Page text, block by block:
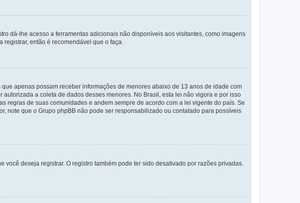
dá-lhe acesso a ferramentas adicionais não disponíveis aos visitantes, como imagens
registrar, então é recomendável que o faça.
apenas possam receber informações de menores abaixo de 13 anos de idade com
a coleta de dados desses menores. No Brasil, esta lei não vigora e por isso
regras de suas comunidades e andem sempre de acordo com a lei vigente do país. Se
note que o Grupo phpBB não pode ser responsabilizado ou contatado para possíveis
deseja registrar. O registro também pode ter sido desativado por razões privadas.